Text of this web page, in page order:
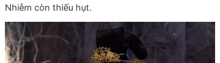
Nhiễm còn thiếu hụt.